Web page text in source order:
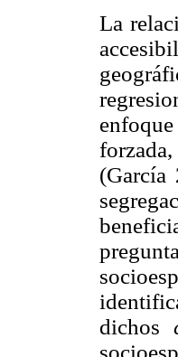
La
(García
dichos